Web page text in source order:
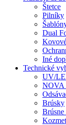
Štetce
Pilníky
Dual
Iné
Technické
UV/
NOVA
Brúsky
Brúsne